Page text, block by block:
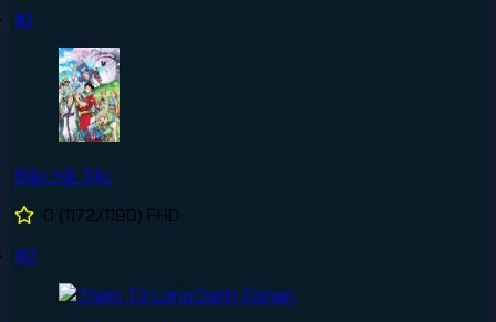
#1
Đảo Hải Tặc
0 (1172/1190) FHD
#2